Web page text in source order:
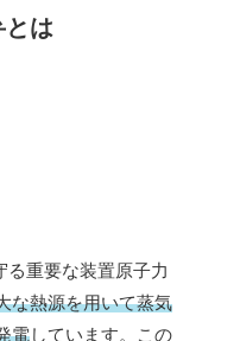
とは
る重要な装置原子力
な熱源を用いて蒸気
電しています。この